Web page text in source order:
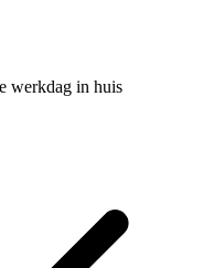
werkdag in huis